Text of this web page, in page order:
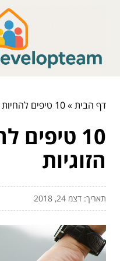
דף הבית»10 טיפים להחיות את חיי הזוגיות
10
הזוגיות
תאריך: דצמ 24, 2018